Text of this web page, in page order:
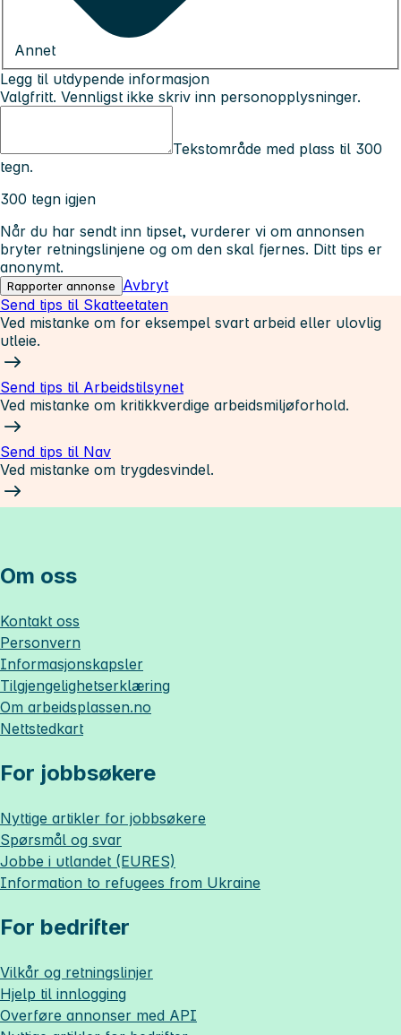
Annet
Legg til utdypende informasjon
Valgfritt. Vennligst ikke skriv inn personopplysninger.
Tekstområde med plass til 300
tegn.
300 tegn igjen
Når du har sendt inn tipset, vurderer vi om annonsen
bryter retningslinjene og om den skal fjernes. Ditt tips er
anonymt.
Rapporter annonse
Avbryt
Send tips til Skatteetaten
Ved mistanke om for eksempel svart arbeid eller ulovlig
utleie.
Send tips til Arbeidstilsynet
Ved mistanke om kritikkverdige arbeidsmiljøforhold.
Send tips til Nav
Ved mistanke om trygdesvindel.
Om oss
Kontakt oss
Personvern
Informasjonskapsler
Tilgjengelighetserklæring
Om arbeidsplassen.no
Nettstedkart
For jobbsøkere
Nyttige artikler for jobbsøkere
Spørsmål og svar
Jobbe i utlandet (EURES)
Information to refugees from Ukraine
For bedrifter
Vilkår og retningslinjer
Hjelp til innlogging
Overføre annonser med API